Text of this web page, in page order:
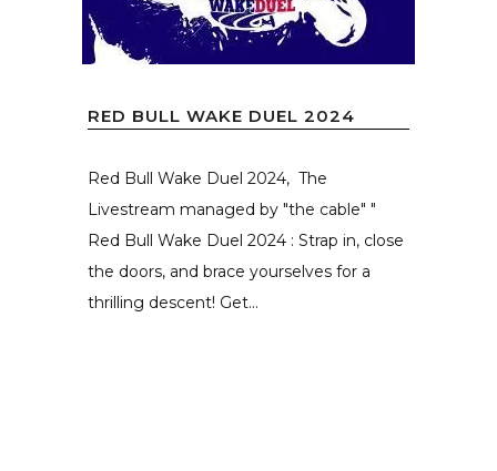
RED BULL WAKE DUEL 2024
Red Bull Wake Duel 2024, The
Livestream managed by "the cable" "
Red Bull Wake Duel 2024 : Strap in, close
the doors, and brace yourselves for a
thrilling descent! Get...